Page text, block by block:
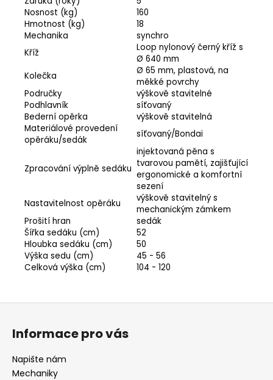
Nosnost (kg)
160
Hmotnost (kg)
18
Mechanika
synchro
Kříž
Loop nylonový černý kříž s
Ø 640 mm
Kolečka
Ø 65 mm, plastová, na
měkké povrchy
Područky
výškově stavitelné
Podhlavník
síťovaný
Bederní opěrka
výškově stavitelná
Materiálové provedení
opěráku/sedák
síťovaný/Bondai
Zpracování výplně sedáku
injektovaná pěna s
tvarovou pamětí, zajišťující
ergonomické a komfortní
sezení
Nastavitelnost opěráku
výškově stavitelný s
mechanickým zámkem
Prošití hran
sedák
Šířka sedáku (cm)
52
Hloubka sedáku (cm)
50
Výška sedu (cm)
45 - 56
Celková výška (cm)
104 - 120
Z
Informace pro vás
Napište nám
Mechaniky
Powered by chaterimo